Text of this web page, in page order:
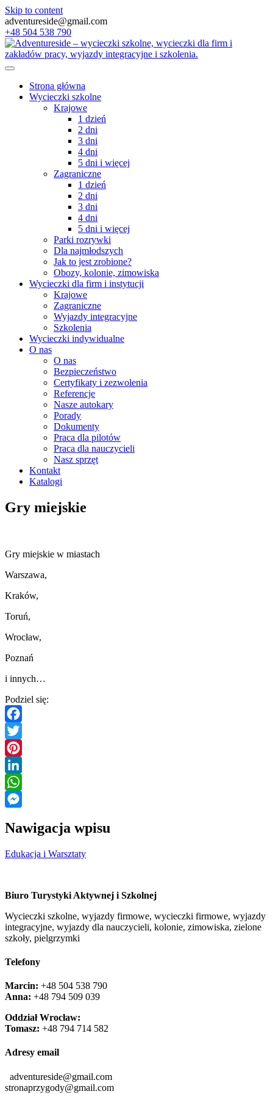
Skip to content
adventureside@gmail.com
+48 504 538 790
Strona główna
Wycieczki szkolne
Krajowe
1 dzień
2 dni
3 dni
4 dni
5 dni i więcej
Zagraniczne
1 dzień
2 dni
3 dni
4 dni
5 dni i więcej
Parki rozrywki
Dla najmłodszych
Jak to jest zrobione?
Obozy, kolonie, zimowiska
Wycieczki dla firm i instytucji
Krajowe
Zagraniczne
Wyjazdy integracyjne
Szkolenia
Wycieczki indywidualne
O nas
O nas
Bezpieczeństwo
Certyfikaty i zezwolenia
Referencje
Nasze autokary
Porady
Dokumenty
Praca dla pilotów
Praca dla nauczycieli
Nasz sprzęt
Kontakt
Katalogi
Gry miejskie
Gry miejskie w miastach
Warszawa,
Kraków,
Toruń,
Wrocław,
Poznań
i innych…
Podziel się:
Facebook
Twitter
Pinterest
LinkedIn
WhatsApp
Nawigacja wpisu
Edukacja i Warsztaty
Biuro Turystyki Aktywnej i Szkolnej
Wycieczki szkolne, wyjazdy firmowe, wycieczki firmowe, wyjazdy
integracyjne, wyjazdy dla nauczycieli, kolonie, zimowiska, zielone
szkoły, pielgrzymki
Telefony
Marcin: +48 504 538 790
Anna: +48 ‭794 509 039‬
Oddział Wrocław:
Tomasz: +48 794 714 582
Adresy email
adventureside@gmail.com
stronaprzygody@gmail.com